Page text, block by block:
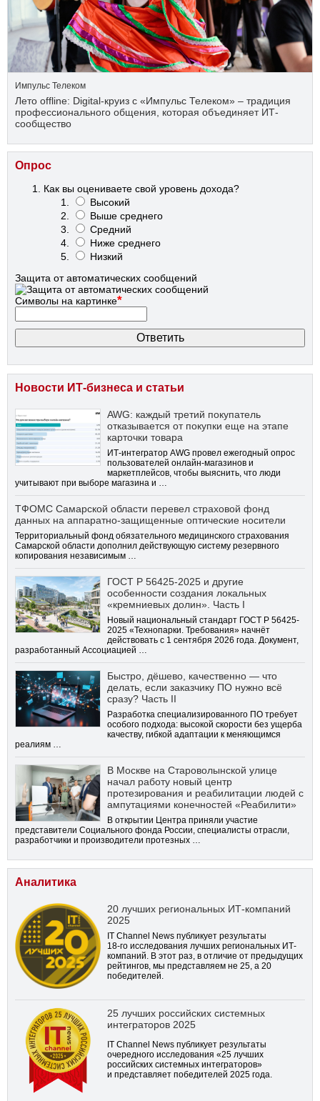
Импульс Телеком
Лето offline: Digital-круиз с «Импульс Телеком» – традиция
профессионального общения, которая объединяет ИТ-
сообщество
Опрос
Как вы оцениваете свой уровень дохода?
Высокий
Выше среднего
Средний
Ниже среднего
Низкий
Защита от автоматических сообщений
Символы на картинке*
Новости ИТ-бизнеса и статьи
AWG: каждый третий покупатель
отказывается от покупки еще на этапе
карточки товара
ИТ-интегратор AWG провел ежегодный опрос
пользователей онлайн-магазинов и
маркетплейсов, чтобы выяснить, что люди
учитывают при выборе магазина и …
ТФОМС Самарской области перевел страховой фонд
данных на аппаратно-защищенные оптические носители
Территориальный фонд обязательного медицинского страхования
Самарской области дополнил действующую систему резервного
копирования независимым …
ГОСТ Р 56425-2025 и другие
особенности создания локальных
«кремниевых долин». Часть I
Новый национальный стандарт ГОСТ Р 56425-
2025 «Технопарки. Требования» начнёт
действовать с 1 сентября 2026 года. Документ,
разработанный Ассоциацией …
Быстро, дёшево, качественно — что
делать, если заказчику ПО нужно всё
сразу? Часть II
Разработка специализированного ПО требует
особого подхода: высокой скорости без ущерба
качеству, гибкой адаптации к меняющимся
реалиям …
В Москве на Староволынской улице
начал работу новый центр
протезирования и реабилитации людей с
ампутациями конечностей «Реабилити»
В открытии Центра приняли участие
представители Социального фонда России, специалисты отрасли,
разработчики и производители протезных …
Аналитика
20 лучших региональных ИТ-компаний
2025
IT Channel News публикует результаты
18-го исследования лучших региональных ИТ-
компаний. В этот раз, в отличие от предыдущих
рейтингов, мы представляем не 25, а 20
победителей.
25 лучших российских системных
интеграторов 2025
IT Channel News публикует результаты
очередного исследования «25 лучших
российских системных интеграторов»
и представляет победителей 2025 года.